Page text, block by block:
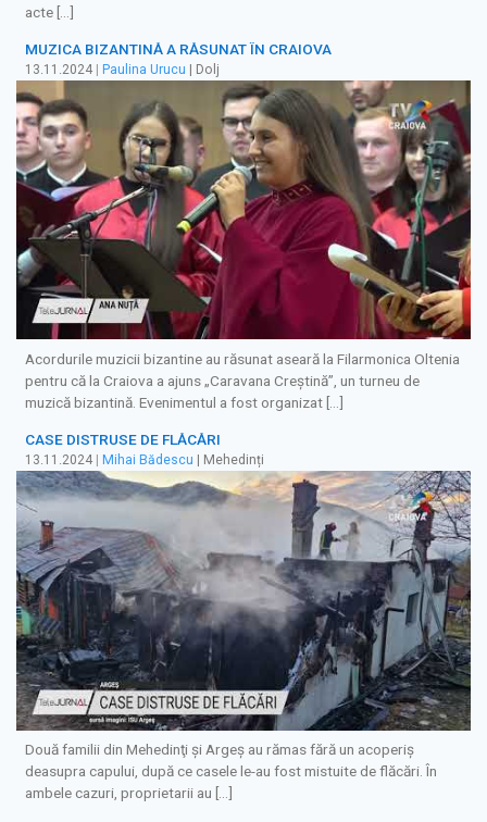
acte […]
MUZICA BIZANTINĂ A RĂSUNAT ÎN CRAIOVA
13.11.2024 Paulina Urucu | Dolj
Acordurile muzicii bizantine au răsunat aseară la Filarmonica Oltenia
pentru că la Craiova a ajuns „Caravana Creștină”, un turneu de
muzică bizantină. Evenimentul a fost organizat […]
CASE DISTRUSE DE FLĂCĂRI
13.11.2024 Mihai Bădescu | Mehedinți
Două familii din Mehedinţi şi Argeş au rămas fără un acoperiş
deasupra capului, după ce casele le-au fost mistuite de flăcări. În
ambele cazuri, proprietarii au […]